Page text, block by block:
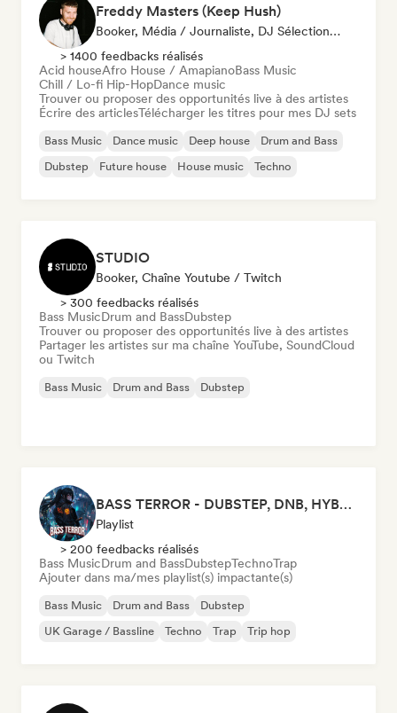
Freddy Masters (Keep Hush)
Booker, Média / Journaliste, DJ Sélectionné·e
> 1400 feedbacks réalisés
Acid houseAfro House / AmapianoBass Music
Chill / Lo-fi Hip-HopDance music
Trouver ou proposer des opportunités live à des artistes
Écrire des articlesTélécharger les titres pour mes DJ sets
Bass Music Dance music Deep house
Drum and Bass
Dubstep
Future house House music Techno
STUDIO
Booker, Chaîne Youtube / Twitch
> 300 feedbacks réalisés
Bass MusicDrum and BassDubstep
Trouver ou proposer des opportunités live à des artistes
Partager les artistes sur ma chaîne YouTube, SoundCloud
ou Twitch
Bass Music Drum and Bass Dubstep
BASS TERROR - DUBSTEP, DNB, HYBRID TRAP, ROCKTRONIC FOR WORKOUT AND GAMING
Playlist
> 200 feedbacks réalisés
Bass MusicDrum and BassDubstepTechnoTrap
Ajouter dans ma/mes playlist(s) impactante(s)
Bass Music Drum and Bass
Dubstep
UK Garage / Bassline
Techno Trap Trip hop